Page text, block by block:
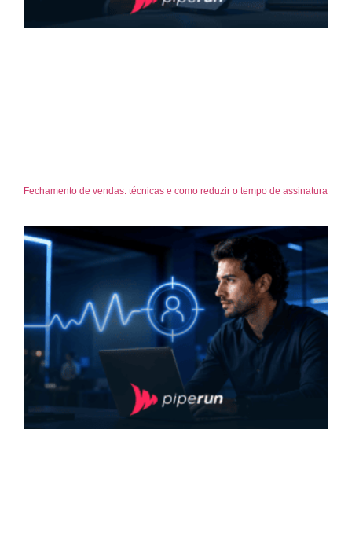
Fechamento de vendas: técnicas e como reduzir o tempo de assinatura